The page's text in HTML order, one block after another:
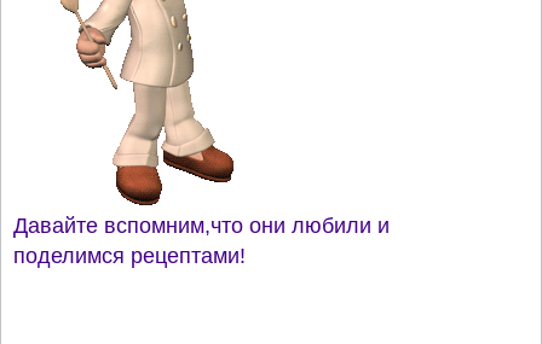
Давайте вспомним,что они любили и
поделимся рецептами!